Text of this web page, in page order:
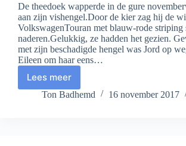
De theedoek wapperde in de gure
aan zijn vishengel.Door de kier zag hij de
VolkswagenTouran met blauw-rode striping
naderen.Gelukkig, ze hadden het gezien.
met zijn beschadigde hengel was Jord op
Eileen om haar eens…
Lees meer
Jord
en
Ton Badhemd 16 november 2017